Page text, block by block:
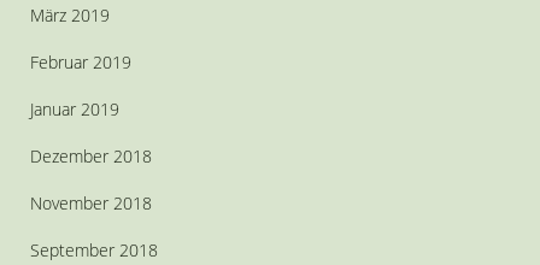
März 2019
Februar 2019
Januar 2019
Dezember 2018
November 2018
September 2018